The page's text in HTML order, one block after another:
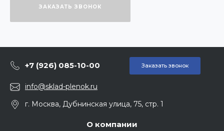
ЗАКАЗАТЬ ЗВОНОК
+7 (926) 085-10-00 Заказать звонок
info@sklad-plenok.ru
г. Москва, Дубнинская улица, 75, стр. 1
О компании